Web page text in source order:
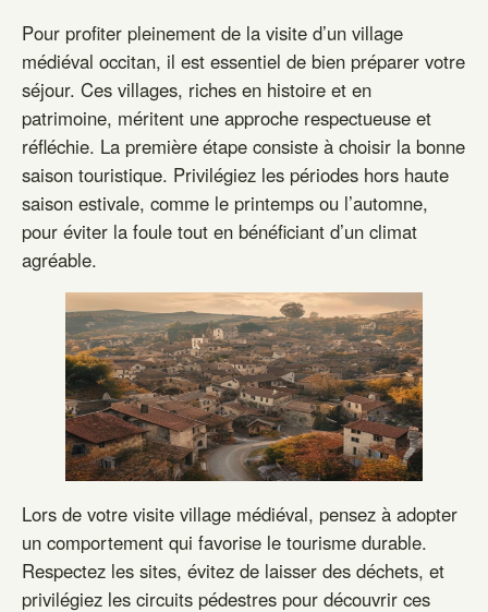
Pour profiter pleinement de la visite d’un village
médiéval occitan, il est essentiel de bien préparer votre
séjour. Ces villages, riches en histoire et en
patrimoine, méritent une approche respectueuse et
réfléchie. La première étape consiste à choisir la bonne
saison touristique. Privilégiez les périodes hors haute
saison estivale, comme le printemps ou l’automne,
pour éviter la foule tout en bénéficiant d’un climat
agréable.
Lors de votre visite village médiéval, pensez à adopter
un comportement qui favorise le tourisme durable.
Respectez les sites, évitez de laisser des déchets, et
privilégiez les circuits pédestres pour découvrir ces